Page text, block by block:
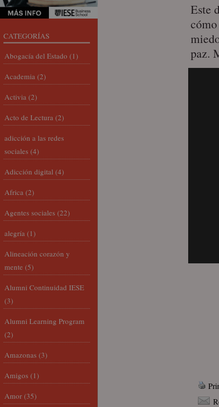
Este
paz.
CATEGORÍAS
Abogacía del Estado (1)
Academia (2)
Activia (2)
Acto de Lectura (2)
adicción a las redes
sociales (4)
Adicción digital (4)
Africa (2)
Agentes sociales (22)
alegría (1)
Alineación corazón y
mente (5)
Alumni Continuidad IESE
(3)
Alumni Learning Program
(2)
Amazonas (3)
Amigos (1)
Amor (35)